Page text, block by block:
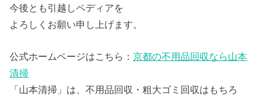
今後とも引越しペディアを
よろしくお願い申し上げます。
公式ホームページはこちら：京都の不用品回収なら山本
清掃
「山本清掃」は、不用品回収・粗大ゴミ回収はもちろ